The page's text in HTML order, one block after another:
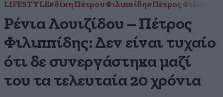
LIFESTYLE#δίκη Πέτρου Φιλιππίδη#Πέτρος
Ρένια Λουιζίδου – Πέτρος
Φιλιππίδης: Δεν είναι τυχαίο
ότι δε συνεργάστηκα μαζί
του τα τελευταία 20 χρόνια